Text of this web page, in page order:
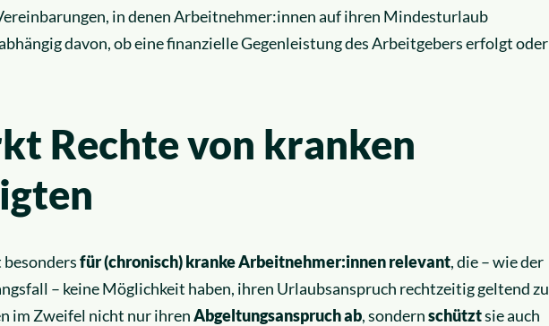
in denen Arbeitnehmer:innen auf ihren Mindesturlaub
davon, ob eine finanzielle Gegenleistung des Arbeitgebers erfolgt oder
Rechte von kranken
für (chronisch) kranke Arbeitnehmer:innen relevant, die – wie der
– keine Möglichkeit haben, ihren Urlaubsanspruch rechtzeitig geltend zu
im Zweifel nicht nur ihrenAbgeltungsanspruch ab, sondernschütztsie auch